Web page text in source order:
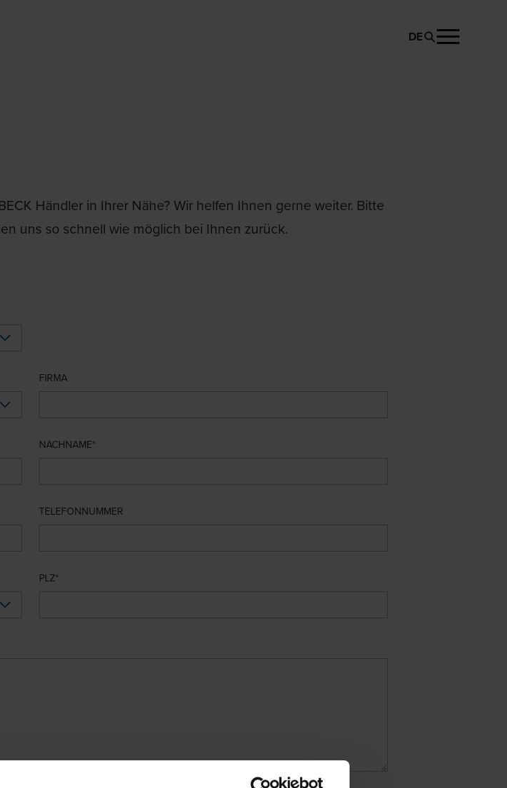
DE
Händler in Ihrer Nähe? Wir helfen Ihnen gerne weiter. Bitte
uns so schnell wie möglich bei Ihnen zurück.
FIRMA
NACHNAME
TELEFONNUMMER
PLZ